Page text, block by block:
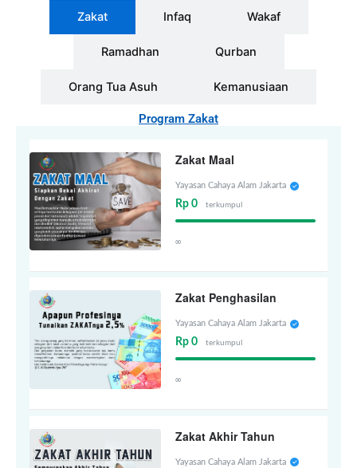
Zakat Infaq Wakaf
Ramadhan Qurban
Orang Tua Asuh Kemanusiaan
Program Zakat
Zakat Maal
Yayasan Cahaya Alam Jakarta
Rp 0 terkumpul
∞
Zakat Penghasilan
Yayasan Cahaya Alam Jakarta
Rp 0 terkumpul
∞
Zakat Akhir Tahun
Yayasan Cahaya Alam Jakarta